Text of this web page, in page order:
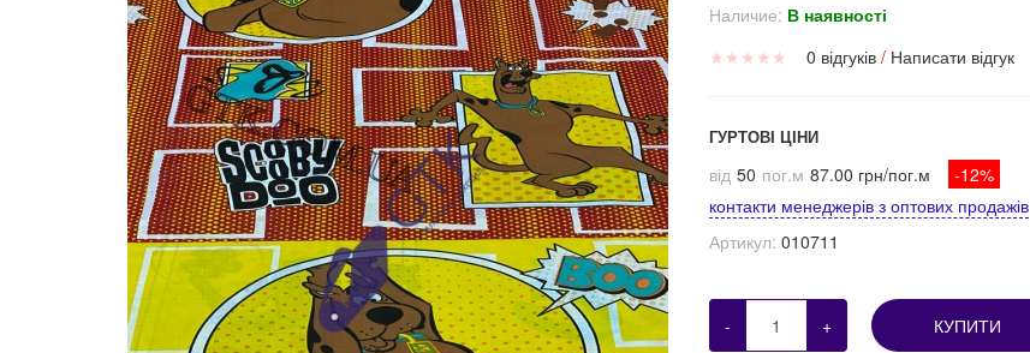
Наличие: В наявності
★ ★ ★ ★ ★ 0 відгуків/ Написати відгук
ГУРТОВІ ЦІНИ
від 50 пог.м 87.00 грн/пог.м
-12%
контакти менеджерів з оптових продажів
Артикул: 010711
- + КУПИТИ